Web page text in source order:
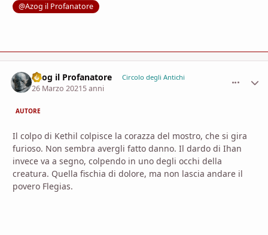
@Azog il Profanatore
Azog il Profanatore Circolo degli Antichi
26 Marzo 20215 anni
AUTORE
Il colpo di Kethil colpisce la corazza del mostro, che si gira
furioso. Non sembra avergli fatto danno. Il dardo di Ihan
invece va a segno, colpendo in uno degli occhi della
creatura. Quella fischia di dolore, ma non lascia andare il
povero Flegias.